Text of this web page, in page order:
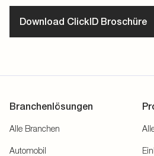
Download ClickID Broschüre
Branchenlösungen
Alle Branchen
Automobil